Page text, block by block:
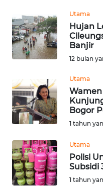
Utama
Hujan
Banjir
12 bulan
Utama
Bogor
1 tahun
Utama
Polisi
Subsidi
1 tahun
WN
SULTRA
WN
WN
SULTENG
SULBAR
WN
BABEL